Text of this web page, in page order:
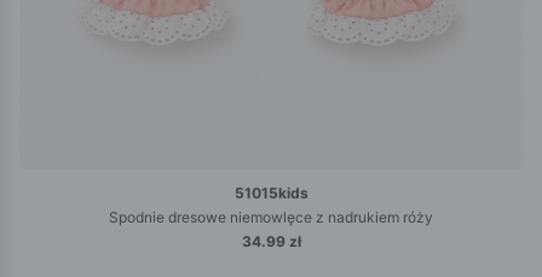
51015kids
Spodnie dresowe niemowlęce z nadrukiem róży
34.99 zł